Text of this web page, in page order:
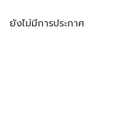
ยังไม่มีการประกาศ